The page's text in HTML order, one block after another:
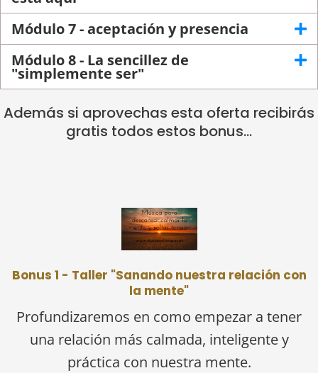
Módulo 7 - aceptación y presencia
Módulo 8 - La sencillez de
"simplemente ser"
Además si aprovechas esta oferta recibirás
gratis todos estos bonus...
Bonus 1 - Taller "Sanando nuestra relación con
la mente"
Profundizaremos en como empezar a tener
una relación más calmada, inteligente y
práctica con nuestra mente.